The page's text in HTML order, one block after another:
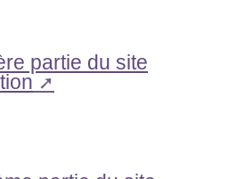
partie du site